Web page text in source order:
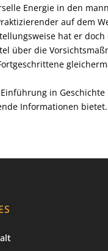
Energie in den
auf dem
hat er
über die
in
Informationen bietet.